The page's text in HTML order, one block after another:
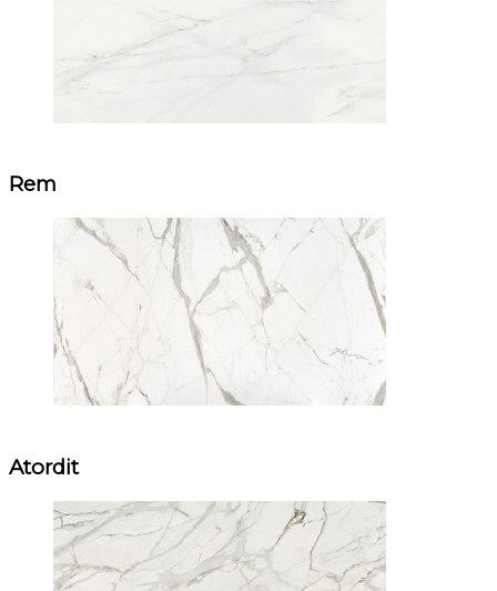
Rem
Atordit